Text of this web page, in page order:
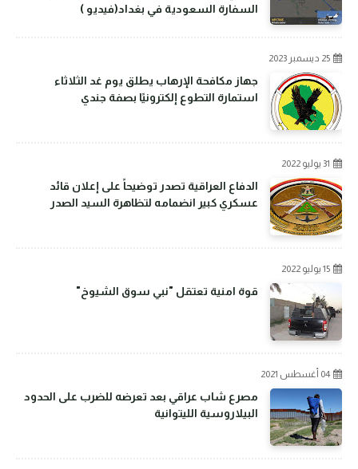
السفارة السعودية في بغداد(فيديو )
25 ديسمبر 2023
جهاز مكافحة الإرهاب يطلق يوم غد الثلاثاء
استمارة التطوع إلكترونيًا بصفة جندي
31 يوليو 2022
الدفاع العراقية تصدر توضيحاً على إعلان قائد
عسكري كبير انضمامه لتظاهرة السيد الصدر
15 يوليو 2022
قوة امنية تعتقل "نبي سوق الشيوخ"
04 أغسطس 2021
مصرع شاب عراقي بعد تعرضه للضرب على الحدود
البيلاروسية الليتوانية